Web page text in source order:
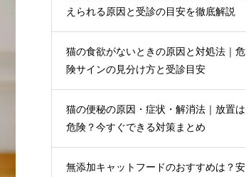
えられる原因と受診の目安を徹底解説
猫の食欲がないときの原因と対処法｜危
険サインの見分け方と受診目安
猫の便秘の原因・症状・解消法｜放置は
危険？今すぐできる対策まとめ
無添加キャットフードのおすすめは？安